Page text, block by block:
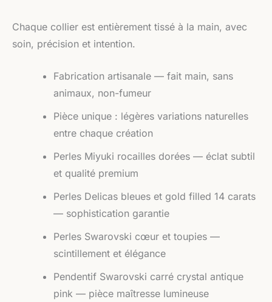
Chaque collier est entièrement tissé à la main, avec
soin, précision et intention.
Fabrication artisanale — fait main, sans
animaux, non-fumeur
Pièce unique : légères variations naturelles
entre chaque création
Perles Miyuki rocailles dorées — éclat subtil
et qualité premium
Perles Delicas bleues et gold filled 14 carats
— sophistication garantie
Perles Swarovski cœur et toupies —
scintillement et élégance
Pendentif Swarovski carré crystal antique
pink — pièce maîtresse lumineuse